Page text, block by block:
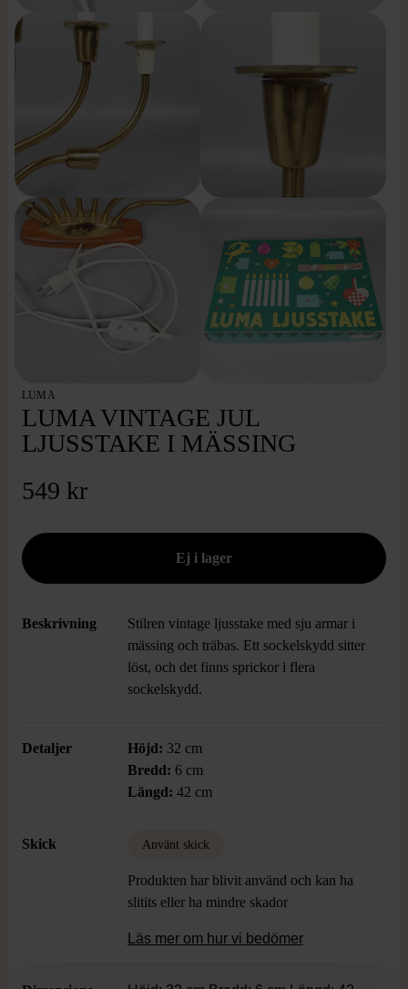
LUMA
LUMA VINTAGE JUL
LJUSSTAKE I MÄSSING
549 kr
Beskrivning
Stilren vintage ljusstake med sju armar i
mässing och träbas. Ett sockelskydd sitter
löst, och det finns sprickor i flera
sockelskydd.
Detaljer Höjd: 32 cm
Bredd: 6 cm
Längd: 42 cm
Skick Använt skick
Produkten har blivit använd och kan ha
slitits eller ha mindre skador
Läs mer om hur vi bedömer